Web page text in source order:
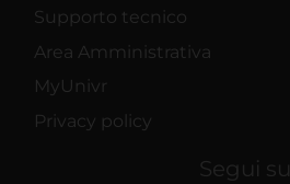
Supporto tecnico
Area Amministrativa
MyUnivr
Privacy policy
Segui su